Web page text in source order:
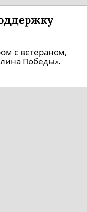
с ветераном,
Победы».